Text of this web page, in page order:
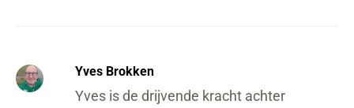
Yves Brokken
Yves is de drijvende kracht achter